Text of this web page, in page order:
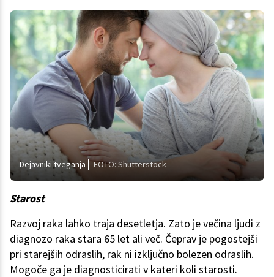
Dejavniki tveganja FOTO: Shutterstock
Starost
Razvoj raka lahko traja desetletja. Zato je večina ljudi z
diagnozo raka stara 65 let ali več. Čeprav je pogostejši
pri starejših odraslih, rak ni izključno bolezen odraslih.
Mogoče ga je diagnosticirati v kateri koli starosti.